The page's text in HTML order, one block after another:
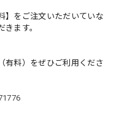
】をご注文いただいていな
ます。
有料）をぜひご利用くださ